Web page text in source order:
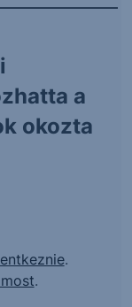
a
okozta
.
.